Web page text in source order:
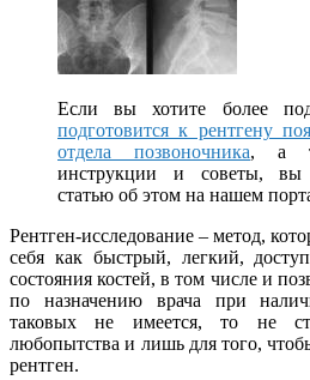
Если вы хотите более
подготовится к рентгену
отдела позвоночника, а
инструкции и советы, вы
статью об этом на нашем
Рентген-исследование – метод,
себя как быстрый, легкий,
состояния костей, в том числе и
по назначению врача при
таковых не имеется, то не
любопытства и лишь для того,
рентген.